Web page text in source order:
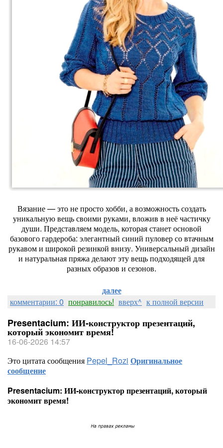
Вязание— этонепростохобби, авозможностьсоздать
уникальнуювещьсвоими руками, вложив в неёчастичку
души. Представляеммодель, котораястанетосновой
базовогогардероба: элегантный синий пуловерсовтачным
рукавоми широкой резинкой внизу. Универсальный дизайн
и натуральнаяпряжаделаютэтувещьподходящей для
разныхобразов и сезонов.
далее
комментарии: 0 понравилось! вверх^ к полной версии
Presentacium: ИИ‑конструктор презентаций,
который экономит время!
16-06-2026 14:57
Это цитата сообщения Pepel_Rozi Оригинальное
сообщение
Presentacium: ИИ‑конструктор презентаций, который
экономит время!